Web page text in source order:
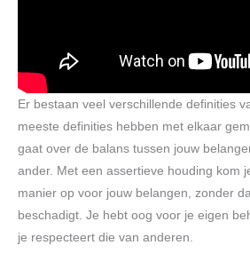
Er bestaan veel verschillende definities
meeste definities hebben met elkaar
gaat over de balans tussen jouw
ander. Met een assertieve houding kom
manier op voor jouw belangen, zonder
beschadigt. Je hebt oog voor je eigen
je respecteert die van anderen.